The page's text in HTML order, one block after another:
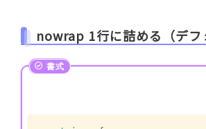
nowrap 1行に詰める（デフ